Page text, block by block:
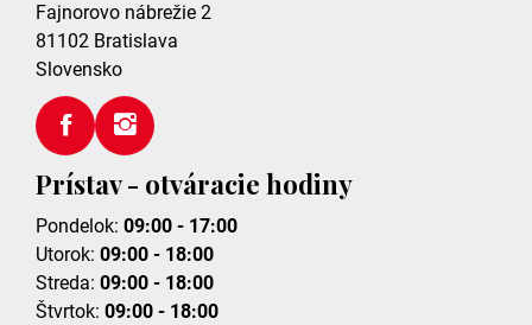
Fajnorovo nábrežie 2
81102 Bratislava
Slovensko
Prístav - otváracie hodiny
Pondelok: 09:00 - 17:00
Utorok: 09:00 - 18:00
Streda: 09:00 - 18:00
Štvrtok: 09:00 - 18:00